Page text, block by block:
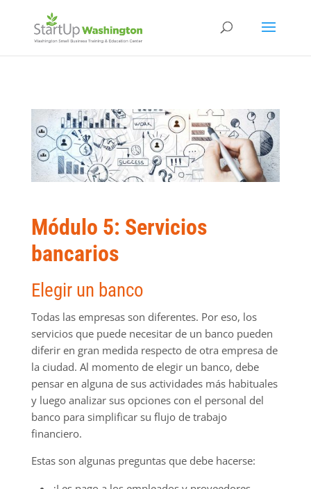
Módulo 5: Servicios
bancarios
Elegir un banco
Todas las empresas son diferentes. Por eso, los
servicios que puede necesitar de un banco pueden
diferir en gran medida respecto de otra empresa de
la ciudad. Al momento de elegir un banco, debe
pensar en alguna de sus actividades más habituales
y luego analizar sus opciones con el personal del
banco para simplificar su flujo de trabajo
financiero.
Estas son algunas preguntas que debe hacerse: